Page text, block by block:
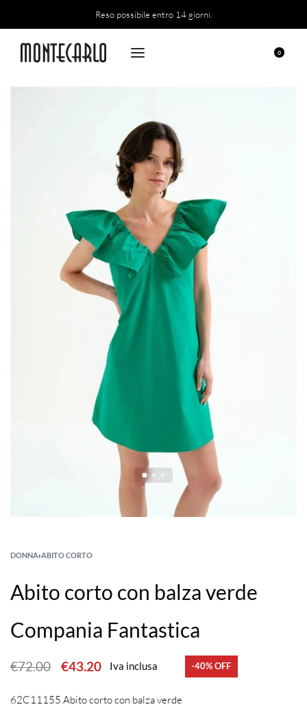
Reso possibile entro 14 giorni.
0
DONNA›ABITO CORTO
Abito corto con balza verde
Compania Fantastica
€72.00 €43.20 Iva inclusa -40% OFF
62C11155 Abito corto con balza verde